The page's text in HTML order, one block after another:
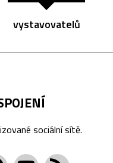
vystavovatelů
sociální sítě.